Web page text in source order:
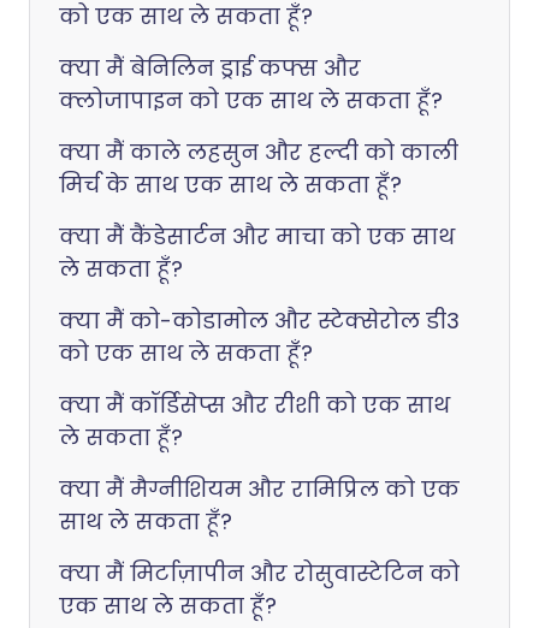
को एक साथ ले सकता हूँ?
क्या मैं बेनिलिन ड्राई कफ्स और
क्लोजापाइन को एक साथ ले सकता हूँ?
क्या मैं काले लहसुन और हल्दी को काली
मिर्च के साथ एक साथ ले सकता हूँ?
क्या मैं कैंडेसार्टन और माचा को एक साथ
ले सकता हूँ?
क्या मैं को-कोडामोल और स्टेक्सेरोल डी3
को एक साथ ले सकता हूँ?
क्या मैं कॉर्डिसेप्स और रीशी को एक साथ
ले सकता हूँ?
क्या मैं मैग्नीशियम और रामिप्रिल को एक
साथ ले सकता हूँ?
क्या मैं मिर्टाज़ापीन और रोसुवास्टेटिन को
एक साथ ले सकता हूँ?